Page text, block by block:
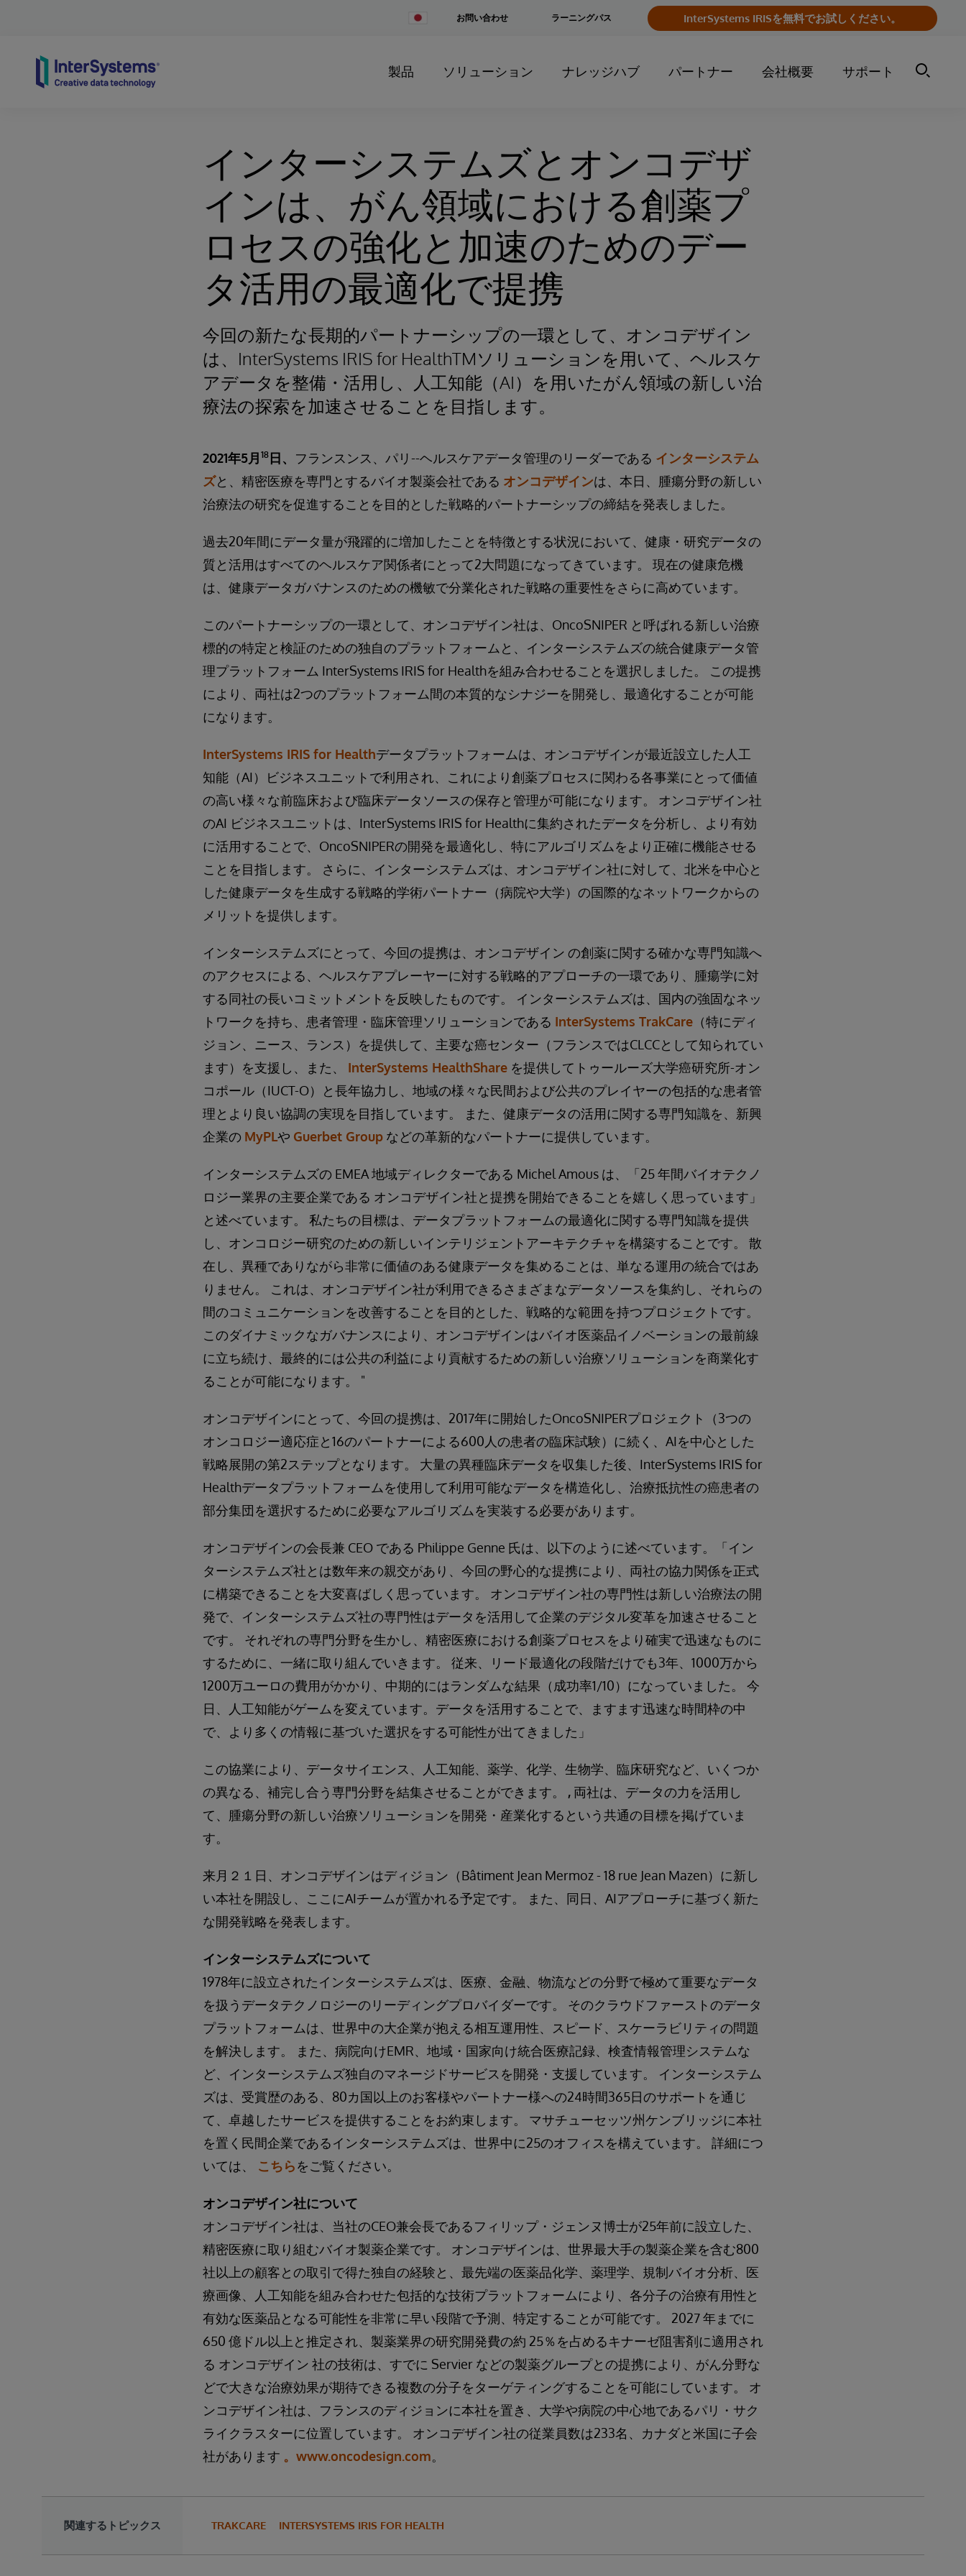
Change
お問い合わせ InterSystems IRISを無料でお試しください。
ラーニングパス
製品 ソリューション ナレッジハブ パートナー 会社概要 サポート
インターシステムズとオンコデザ
インは、がん領域における創薬プ
ロセスの強化と加速のためのデー
タ活用の最適化で提携
今回の新たな長期的パートナーシップの一環として、オンコデザイン
は、InterSystems IRIS for HealthTMソリューションを用いて、ヘルスケ
アデータを整備・活用し、人工知能（AI）を用いたがん領域の新しい治
療法の探索を加速させることを目指します。
2021年5月 18 日、 フランスンス、パリ--ヘルスケアデータ管理のリーダーである インターシステム
ズと、精密医療を専門とするバイオ製薬会社である オンコデザインは、本日、腫瘍分野の新しい
治療法の研究を促進することを目的とした戦略的パートナーシップの締結を発表しました。
過去20年間にデータ量が飛躍的に増加したことを特徴とする状況において、健康・研究データの
質と活用はすべてのヘルスケア関係者にとって2大問題になってきています。 現在の健康危機
は、健康データガバナンスのための機敏で分業化された戦略の重要性をさらに高めています。
このパートナーシップの一環として、オンコデザイン社は、OncoSNIPER と呼ばれる新しい治療
標的の特定と検証のための独自のプラットフォームと、インターシステムズの統合健康データ管
理プラットフォーム InterSystems IRIS for Healthを組み合わせることを選択しました。 この提携
により、両社は2つのプラットフォーム間の本質的なシナジーを開発し、最適化することが可能
になります。
InterSystems IRIS for Healthデータプラットフォームは、オンコデザインが最近設立した人工
知能（AI）ビジネスユニットで利用され、これにより創薬プロセスに関わる各事業にとって価値
の高い様々な前臨床および臨床データソースの保存と管理が可能になります。 オンコデザイン社
のAI ビジネスユニットは、InterSystems IRIS for Healthに集約されたデータを分析し、より有効
に活用することで、OncoSNIPERの開発を最適化し、特にアルゴリズムをより正確に機能させる
ことを目指します。 さらに、インターシステムズは、オンコデザイン社に対して、北米を中心と
した健康データを生成する戦略的学術パートナー（病院や大学）の国際的なネットワークからの
メリットを提供します。
インターシステムズにとって、今回の提携は、オンコデザイン の創薬に関する確かな専門知識へ
のアクセスによる、ヘルスケアプレーヤーに対する戦略的アプローチの一環であり、腫瘍学に対
する同社の長いコミットメントを反映したものです。 インターシステムズは、国内の強固なネッ
トワークを持ち、患者管理・臨床管理ソリューションである InterSystems TrakCare （特にディ
ジョン、ニース、ランス）を提供して、主要な癌センター（フランスではCLCCとして知られてい
ます）を支援し、また、 InterSystems HealthShare を提供してトゥールーズ大学癌研究所-オン
コポール（IUCT-O）と長年協力し、地域の様々な民間および公共のプレイヤーの包括的な患者管
理とより良い協調の実現を目指しています。 また、健康データの活用に関する専門知識を、新興
企業の MyPLや Guerbet Group などの革新的なパートナーに提供しています。
インターシステムズの EMEA 地域ディレクターである Michel Amous は、「25 年間バイオテクノ
ロジー業界の主要企業である オンコデザイン社と提携を開始できることを嬉しく思っています」
と述べています。 私たちの目標は、データプラットフォームの最適化に関する専門知識を提供
し、オンコロジー研究のための新しいインテリジェントアーキテクチャを構築することです。 散
在し、異種でありながら非常に価値のある健康データを集めることは、単なる運用の統合ではあ
りません。 これは、オンコデザイン社が利用できるさまざまなデータソースを集約し、それらの
間のコミュニケーションを改善することを目的とした、戦略的な範囲を持つプロジェクトです。
このダイナミックなガバナンスにより、オンコデザインはバイオ医薬品イノベーションの最前線
に立ち続け、最終的には公共の利益により貢献するための新しい治療ソリューションを商業化す
ることが可能になります。 "
オンコデザインにとって、今回の提携は、2017年に開始したOncoSNIPERプロジェクト（3つの
オンコロジー適応症と16のパートナーによる600人の患者の臨床試験）に続く、AIを中心とした
戦略展開の第2ステップとなります。 大量の異種臨床データを収集した後、InterSystems IRIS for
Healthデータプラットフォームを使用して利用可能なデータを構造化し、治療抵抗性の癌患者の
部分集団を選択するために必要なアルゴリズムを実装する必要があります。
オンコデザインの会長兼 CEO である Philippe Genne 氏は、以下のように述べています。「イン
ターシステムズ社とは数年来の親交があり、今回の野心的な提携により、両社の協力関係を正式
に構築できることを大変喜ばしく思っています。 オンコデザイン社の専門性は新しい治療法の開
発で、インターシステムズ社の専門性はデータを活用して企業のデジタル変革を加速させること
です。 それぞれの専門分野を生かし、精密医療における創薬プロセスをより確実で迅速なものに
するために、一緒に取り組んでいきます。 従来、リード最適化の段階だけでも3年、1000万から
1200万ユーロの費用がかかり、中期的にはランダムな結果（成功率1/10）になっていました。 今
日、人工知能がゲームを変えています。データを活用することで、ますます迅速な時間枠の中
で、より多くの情報に基づいた選択をする可能性が出てきました」
この協業により、データサイエンス、人工知能、薬学、化学、生物学、臨床研究など、いくつか
の異なる、補完し合う専門分野を結集させることができます。 , 両社は、データの力を活用し
て、腫瘍分野の新しい治療ソリューションを開発・産業化するという共通の目標を掲げていま
す。
来月２１日、オンコデザインはディジョン（Bâtiment Jean Mermoz - 18 rue Jean Mazen）に新し
い本社を開設し、ここにAIチームが置かれる予定です。 また、同日、AIアプローチに基づく新た
な開発戦略を発表します。
インターシステムズについて
1978年に設立されたインターシステムズは、医療、金融、物流などの分野で極めて重要なデータ
を扱うデータテクノロジーのリーディングプロバイダーです。 そのクラウドファーストのデータ
プラットフォームは、世界中の大企業が抱える相互運用性、スピード、スケーラビリティの問題
を解決します。 また、病院向けEMR、地域・国家向け統合医療記録、検査情報管理システムな
ど、インターシステムズ独自のマネージドサービスを開発・支援しています。 インターシステム
ズは、受賞歴のある、80カ国以上のお客様やパートナー様への24時間365日のサポートを通じ
て、卓越したサービスを提供することをお約束します。 マサチューセッツ州ケンブリッジに本社
を置く民間企業であるインターシステムズは、世界中に25のオフィスを構えています。 詳細につ
いては、 こちらをご覧ください。
オンコデザイン社について
オンコデザイン社は、当社のCEO兼会長であるフィリップ・ジェンヌ博士が25年前に設立した、
精密医療に取り組むバイオ製薬企業です。 オンコデザインは、世界最大手の製薬企業を含む800
社以上の顧客との取引で得た独自の経験と、最先端の医薬品化学、薬理学、規制バイオ分析、医
療画像、人工知能を組み合わせた包括的な技術プラットフォームにより、各分子の治療有用性と
有効な医薬品となる可能性を非常に早い段階で予測、特定することが可能です。 2027 年までに
650 億ドル以上と推定され、製薬業界の研究開発費の約 25％を占めるキナーゼ阻害剤に適用され
る オンコデザイン 社の技術は、すでに Servier などの製薬グループとの提携により、がん分野な
どで大きな治療効果が期待できる複数の分子をターゲティングすることを可能にしています。 オ
ンコデザイン社は、フランスのディジョンに本社を置き、大学や病院の中心地であるパリ・サク
ライクラスターに位置しています。 オンコデザイン社の従業員数は233名、カナダと米国に子会
社があります 。www.oncodesign.com。
関連するトピックス TRAKCARE INTERSYSTEMS IRIS FOR HEALTH